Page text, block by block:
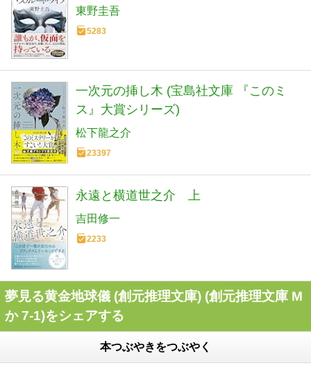
東野圭吾
5283
一次元の挿し木 (宝島社文庫 『このミ
ス』大賞シリーズ)
松下龍之介
23397
永遠と横道世之介 上
吉田修一
2233
夢見る黄金地球儀 (創元推理文庫) (創元推理文庫 M
か 7-1)をシェアする
本つぶやきをつぶやく